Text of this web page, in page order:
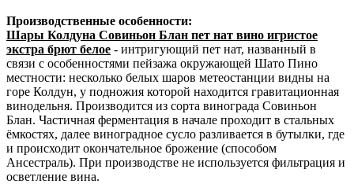
Производственные особенности:
Шары Колдуна Совиньон Блан пет нат вино игристое
экстра брют белое - интригующий пет нат, названный в
связи с особенностями пейзажа окружающей Шато Пино
местности: несколько белых шаров метеостанции видны на
горе Колдун, у подножия которой находится гравитационная
винодельня. Производится из сорта винограда Совиньон
Блан. Частичная ферментация в начале проходит в стальных
ёмкостях, далее виноградное сусло разливается в бутылки, где
и происходит окончательное брожение (способом
Ансестраль). При производстве не используется фильтрация и
осветление вина.